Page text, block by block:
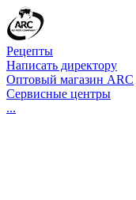
Рецепты
Написать директору
Оптовый магазин ARC
Сервисные центры
...